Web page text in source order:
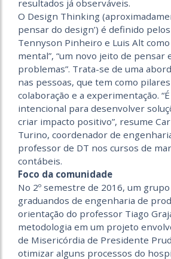
resultados já observáveis.
O Design Thinking
pensar do design’) é definido
Tennyson Pinheiro e Luis Alt como
mental”, “um novo jeito de pensar
problemas”. Trata-se de uma
nas pessoas, que tem como
colaboração e a experimentação.
intencional para desenvolver
criar impacto positivo”, resume
Turino, coordenador de
professor de DT nos cursos de
contábeis.
Foco da comunidade
No 2º semestre de 2016, um
graduandos de engenharia de
orientação do professor Tiago
metodologia em um projeto
de Misericórdia de Presidente
otimizar alguns processos do